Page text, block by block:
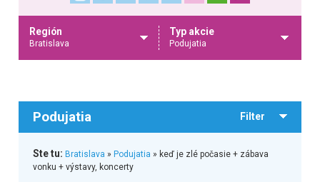
Región
Bratislava
Typ akcie
Podujatia
Podujatia Filter
Ste tu: Bratislava » Podujatia » keď je zlé počasie + zábava
vonku + výstavy, koncerty